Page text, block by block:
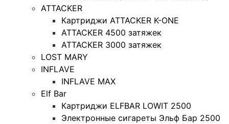
ATTACKER
Картриджи ATTACKER K-ONE
ATTACKER 4500 затяжек
ATTACKER 3000 затяжек
LOST MARY
INFLAVE
INFLAVE MAX
Elf Bar
Картриджи ELFBAR LOWIT 2500
Электронные сигареты Эльф Бар 2500